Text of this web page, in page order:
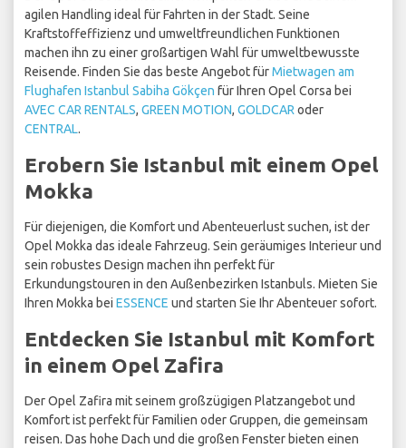
agilen Handling ideal für Fahrten in der Stadt. Seine
Kraftstoffeffizienz und umweltfreundlichen Funktionen
machen ihn zu einer großartigen Wahl für umweltbewusste
Reisende. Finden Sie das beste Angebot fürMietwagen am
Flughafen Istanbul Sabiha Gökçen für Ihren Opel Corsa bei
AVEC CAR RENTALS, GREEN MOTION, GOLDCAR oder
CENTRAL.
Erobern Sie Istanbul mit einem Opel
Mokka
Für diejenigen, die Komfort und Abenteuerlust suchen, ist der
Opel Mokka das ideale Fahrzeug. Sein geräumiges Interieur und
sein robustes Design machen ihn perfekt für
Erkundungstouren in den Außenbezirken Istanbuls. Mieten Sie
Ihren Mokka bei ESSENCE und starten Sie Ihr Abenteuer sofort.
Entdecken Sie Istanbul mit Komfort
in einem Opel Zafira
Der Opel Zafira mit seinem großzügigen Platzangebot und
Komfort ist perfekt für Familien oder Gruppen, die gemeinsam
reisen. Das hohe Dach und die großen Fenster bieten einen